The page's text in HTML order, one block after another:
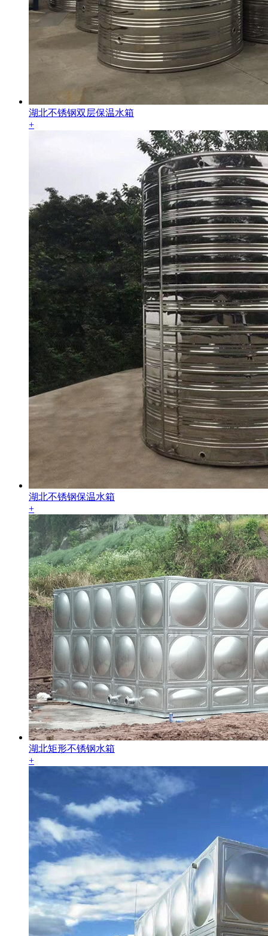
湖北不锈钢双层保温水箱
+
湖北不锈钢保温水箱
+
湖北矩形不锈钢水箱
+